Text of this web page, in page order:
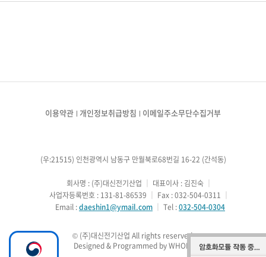
이용약관 개인정보취급방침 이메일주소무단수집거부
(우:21515) 인천광역시 남동구 만월북로68번길 16-22 (간석동)
        회사명 : (주)대신전기산업
대표이사 : 김진숙 ｜
        사업자등록번호 : 131-81-86539
Fax : 032-504-0311
        Email :
daeshin1@ymail.com Tel : 032-504-0304
© (주)대신전기산업 All rights reserved.
Designed & Programmed by WHOIS